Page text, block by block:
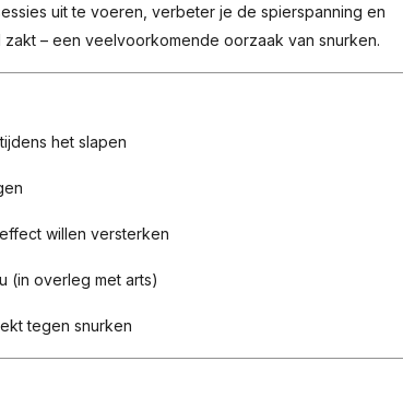
uit te voeren, verbeter je de spierspanning en
– een veelvoorkomende oorzaak van snurken.
het slapen
willen versterken
(in overleg met arts)
tegen snurken